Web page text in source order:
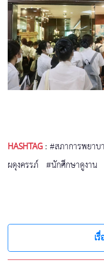
HASHTAG:#สภาการพยาบ
ผดุงครรภ์ #นักศึกษาดูงาน
เ